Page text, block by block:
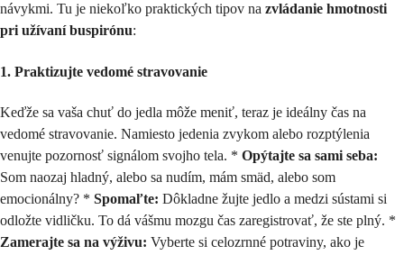
návykmi. Tu je niekoľko praktických tipov na zvládanie hmotnosti
pri užívaní buspirónu:
1. Praktizujte vedomé stravovanie
Keďže sa vaša chuť do jedla môže meniť, teraz je ideálny čas na
vedomé stravovanie. Namiesto jedenia zvykom alebo rozptýlenia
venujte pozornosť signálom svojho tela. * Opýtajte sa sami seba:
Som naozaj hladný, alebo sa nudím, mám smäd, alebo som
emocionálny? * Spomaľte: Dôkladne žujte jedlo a medzi sústami si
odložte vidličku. To dá vášmu mozgu čas zaregistrovať, že ste plný. *
Zamerajte sa na výživu: Vyberte si celozrnné potraviny, ako je